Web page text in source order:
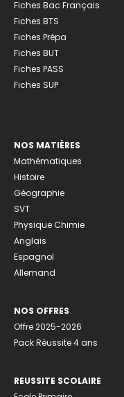
Fiches Bac Français
Fiches BTS
Fiches Prépa
Fiches BUT
Fiches PASS
Fiches SUP
NOS MATIÈRES
Mathématiques
Histoire
Géographie
SVT
Physique Chimie
Anglais
Espagnol
Allemand
NOS OFFRES
Offre 2025-2026
Pack Réussite 4 ans
REUSSITE SCOLAIRE